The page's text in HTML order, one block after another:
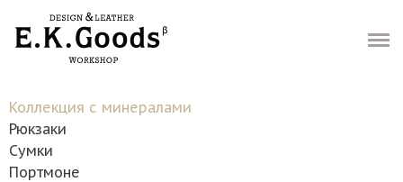
Интернет-магазин
Доставка
Как мы работаем
Коллекция с минералами
Рюкзаки
Сумки
Портмоне